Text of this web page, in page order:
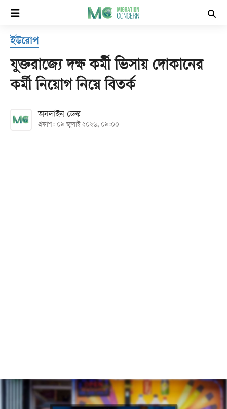
হোম
সর্বশেষ
বিভাগ
ইউরোপ
যুক্তরাজ্যে দক্ষ কর্মী ভিসায় দোকানের
কর্মী নিয়োগ নিয়ে বিতর্ক
অনলাইন ডেস্ক
প্রকাশ: ০৯ জুলাই ২০২৬, ০৯:০০